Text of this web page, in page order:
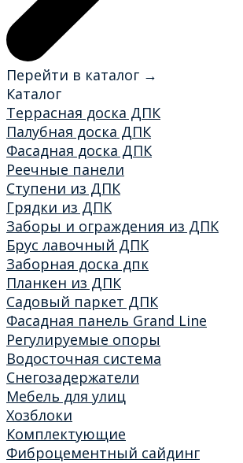
Перейти в каталог →
Каталог
Террасная доска ДПК
Палубная доска ДПК
Фасадная доска ДПК
Реечные панели
Ступени из ДПК
Грядки из ДПК
Заборы и ограждения из ДПК
Брус лавочный ДПК
Заборная доска дпк
Планкен из ДПК
Садовый паркет ДПК
Фасадная панель Grand Line
Регулируемые опоры
Водосточная система
Снегозадержатели
Мебель для улиц
Хозблоки
Комплектующие
Фиброцементный сайдинг